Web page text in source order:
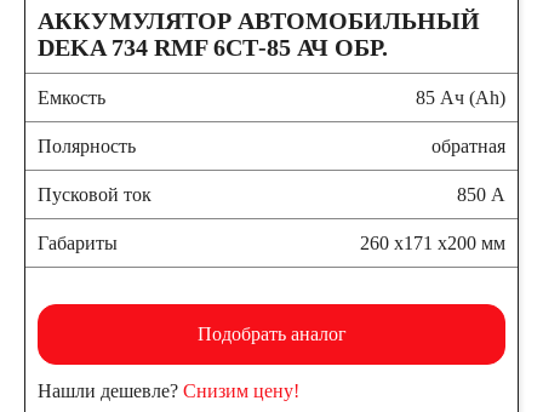
АККУМУЛЯТОР АВТОМОБИЛЬНЫЙ
DEKA 734 RMF 6СТ-85 АЧ ОБР.
Емкость 85 Ач (Ah)
Полярность обратная
Пусковой ток 850 А
Габариты 260 x171 x200 мм
Подобрать аналог
Нашли дешевле? Снизим цену!